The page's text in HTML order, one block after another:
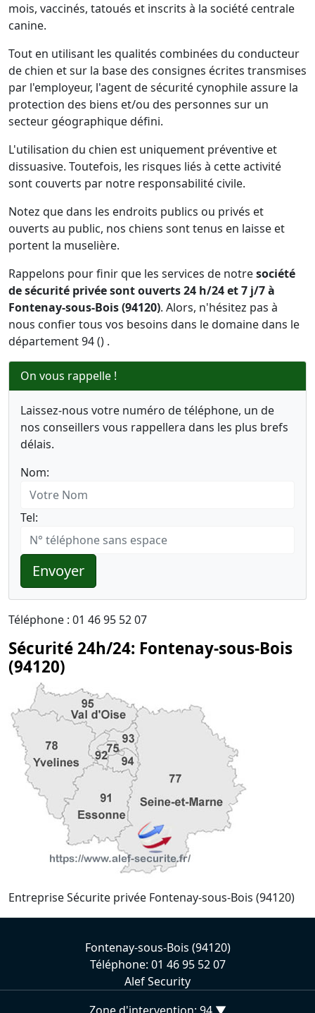
mois, vaccinés, tatoués et inscrits à la société centrale
canine.
Tout en utilisant les qualités combinées du conducteur
de chien et sur la base des consignes écrites transmises
par l'employeur, l'agent de sécurité cynophile assure la
protection des biens et/ou des personnes sur un
secteur géographique défini.
L'utilisation du chien est uniquement préventive et
dissuasive. Toutefois, les risques liés à cette activité
sont couverts par notre responsabilité civile.
Notez que dans les endroits publics ou privés et
ouverts au public, nos chiens sont tenus en laisse et
portent la muselière.
Rappelons pour finir que les services de notresociété
de sécurité privée sont ouverts 24 h/24 et 7 j/7 à
Fontenay-sous-Bois (94120). Alors, n'hésitez pas à
nous confier tous vos besoins dans le domaine dans le
département 94 () .
On vous rappelle !
Laissez-nous votre numéro de téléphone, un de
nos conseillers vous rappellera dans les plus brefs
délais.
Nom:
Tel:
Envoyer
Téléphone : 01 46 95 52 07
Sécurité 24h/24: Fontenay-sous-Bois
(94120)
Entreprise Sécurite privée Fontenay-sous-Bois (94120)
Fontenay-sous-Bois (94120)
Téléphone: 01 46 95 52 07
Alef Security